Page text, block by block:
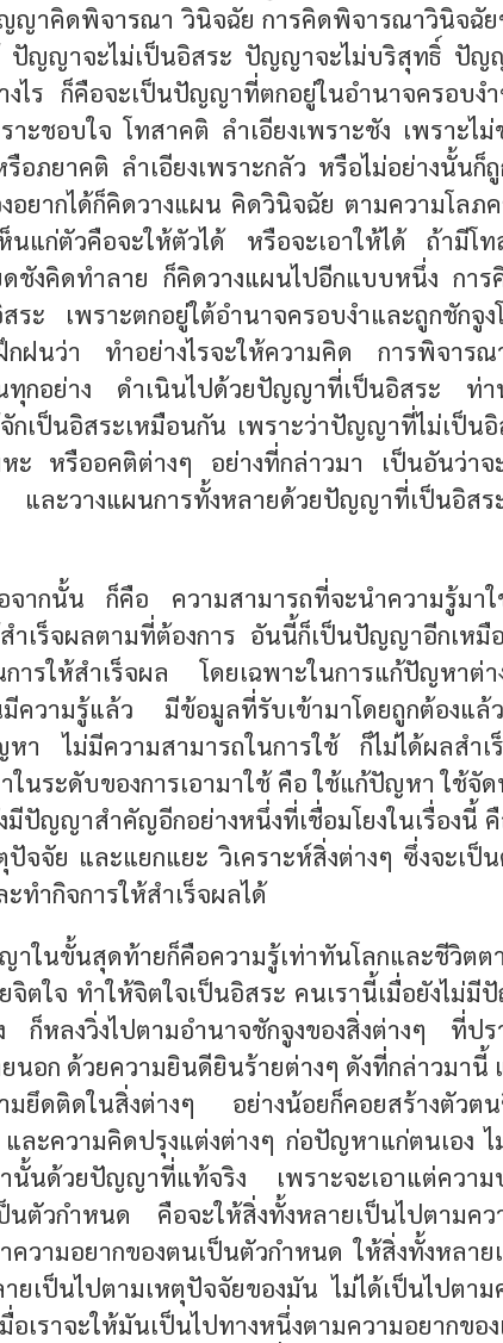
ญาคิดพิจารณา วินิจฉัย การคิดพิจารณาวินิจฉั
ปัญญาจะไม่เป็นอิสระ ปัญญาจะไม่บริสุทธิ์ ปัญ
งไร ก็คือจะเป็นปัญญาที่ตกอยู่ในอำนาจครอบ
าะชอบใจ โทสาคติ ลำเอียงเพราะชัง เพราะไ
อภยาคติ ลำเอียงเพราะกลัว หรือไม่อย่างนั้นก็
อยากได้ก็คิดวางแผน คิดวินิจฉัย ตามความโลภ
แก่ตัวคือจะให้ตัวได้ หรือจะเอาให้ได้ ถ้ามีโ
ชังคิดทำลาย ก็คิดวางแผนไปอีกแบบหนึ่ง การ
ระ เพราะตกอยู่ใต้อำนาจครอบงำและถูกชักจู
ฝนว่า ทำอย่างไรจะให้ความคิด การพิจารณ
ทุกอย่าง ดำเนินไปด้วยปัญญาที่เป็นอิสระ ท่
เป็นอิสระเหมือนกัน เพราะว่าปัญญาที่ไม่เป็นอิ
ะ หรืออคติต่างๆ อย่างที่กล่าวมา เป็นอันว่าจ
วางแผนการทั้งหลายด้วยปัญญาที่เป็นอิสร
ากนั้น ก็คือ ความสามารถที่จะนำความรู้มา
ำเร็จผลตามที่ต้องการ อันนี้ก็เป็นปัญญาอีกเห
การให้สำเร็จผล โดยเฉพาะในการแก้ปัญหาต่
วามรู้แล้ว มีข้อมูลที่รับเข้ามาโดยถูกต้องแ
หา ไม่มีความสามารถในการใช้ ก็ไม่ได้ผลสำเ
นระดับของการเอามาใช้ คือ ใช้แก้ปัญหา ใช้จัด
มีปัญญาสำคัญอีกอย่างหนึ่งที่เชื่อมโยงในเรื่องนี้
จจัย และแยกแยะ วิเคราะห์สิ่งต่างๆ ซึ่งจะเป็น
ทำกิจการให้สำเร็จผลได้
ในขั้นสุดท้ายก็คือความรู้เท่าทันโลกและชีวิตต
ตใจ ทำให้จิตใจเป็นอิสระ คนเรานี้เมื่อยังไม่มี
ก็หลงวิ่งไปตามอำนาจชักจูงของสิ่งต่างๆ ที่ปร
นอก ด้วยความยินดียินร้ายต่างๆ ดังที่กล่าวมานี้
ดติดในสิ่งต่างๆ อย่างน้อยก็คอยสร้างตัวตน
ละความคิดปรุงแต่งต่างๆ ก่อปัญหาแก่ตนเอง ไ
านั้นด้วยปัญญาที่แท้จริง เพราะจะเอาแต่ความ
นตัวกำหนด คือจะให้สิ่งทั้งหลายเป็นไปตามค
ความอยากของตนเป็นตัวกำหนด ให้สิ่งทั้งหลาย
ยเป็นไปตามเหตุปัจจัยของมัน ไม่ได้เป็นไปตาม
อเราจะให้มันเป็นไปทางหนึ่งตามความอยากข